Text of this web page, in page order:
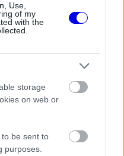
Use,
of my
with the
storage
on web or
be sent to
purposes.
kér Alonso az
a folytatásért